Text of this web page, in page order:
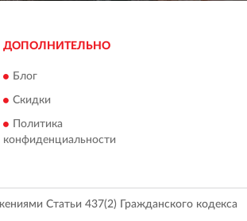
ДОПОЛНИТЕЛЬНО
Блог
Скидки
Политика
конфиденциальности
Статьи 437(2) Гражданского кодекса